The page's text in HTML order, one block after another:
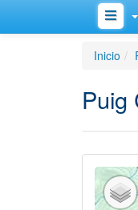
Inicio
Puig